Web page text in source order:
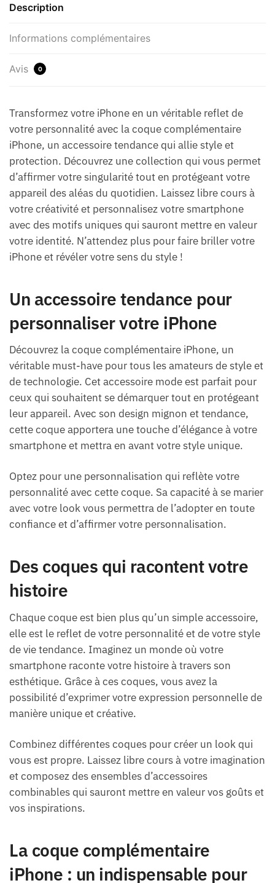
Description
Informations complémentaires
Avis 0
Transformez votre iPhone en un véritable reflet de
votre personnalité avec la coque complémentaire
iPhone, un accessoire tendance qui allie style et
protection. Découvrez une collection qui vous permet
d’affirmer votre singularité tout en protégeant votre
appareil des aléas du quotidien. Laissez libre cours à
votre créativité et personnalisez votre smartphone
avec des motifs uniques qui sauront mettre en valeur
votre identité. N’attendez plus pour faire briller votre
iPhone et révéler votre sens du style !
Un accessoire tendance pour
personnaliser votre iPhone
Découvrez la coque complémentaire iPhone, un
véritable must-have pour tous les amateurs de style et
de technologie. Cet accessoire mode est parfait pour
ceux qui souhaitent se démarquer tout en protégeant
leur appareil. Avec son design mignon et tendance,
cette coque apportera une touche d’élégance à votre
smartphone et mettra en avant votre style unique.
Optez pour une personnalisation qui reflète votre
personnalité avec cette coque. Sa capacité à se marier
avec votre look vous permettra de l’adopter en toute
confiance et d’affirmer votre personnalisation.
Des coques qui racontent votre
histoire
Chaque coque est bien plus qu’un simple accessoire,
elle est le reflet de votre personnalité et de votre style
de vie tendance. Imaginez un monde où votre
smartphone raconte votre histoire à travers son
esthétique. Grâce à ces coques, vous avez la
possibilité d’exprimer votre expression personnelle de
manière unique et créative.
Combinez différentes coques pour créer un look qui
vous est propre. Laissez libre cours à votre imagination
et composez des ensembles d’accessoires
combinables qui sauront mettre en valeur vos goûts et
vos inspirations.
La coque complémentaire
iPhone : un indispensable pour